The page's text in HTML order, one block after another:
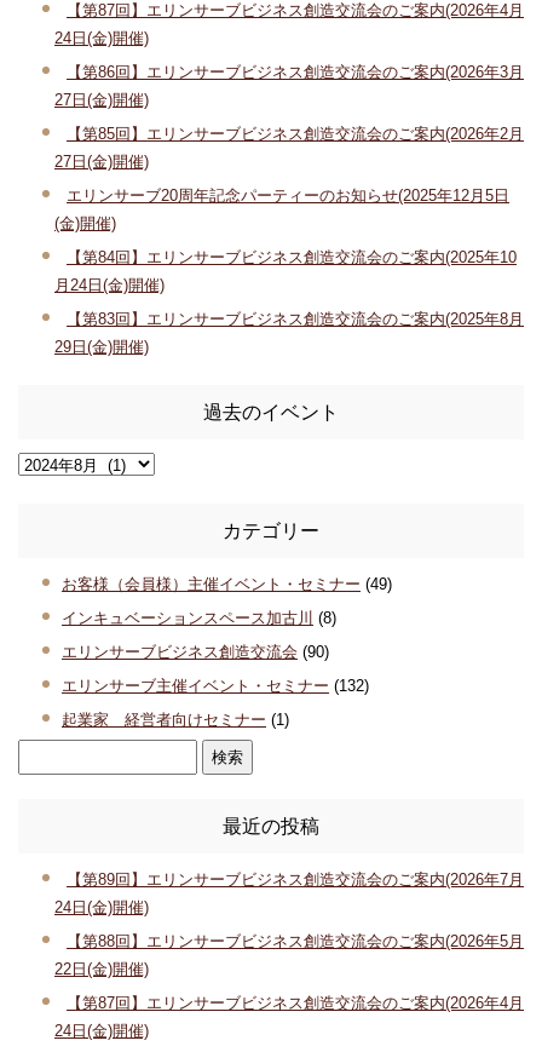
【第87回】エリンサーブビジネス創造交流会のご案内(2026年4月
24日(金)開催)
【第86回】エリンサーブビジネス創造交流会のご案内(2026年3月
27日(金)開催)
【第85回】エリンサーブビジネス創造交流会のご案内(2026年2月
27日(金)開催)
エリンサーブ20周年記念パーティーのお知らせ(2025年12月5日
(金)開催)
【第84回】エリンサーブビジネス創造交流会のご案内(2025年10
月24日(金)開催)
【第83回】エリンサーブビジネス創造交流会のご案内(2025年8月
29日(金)開催)
過去のイベント
カテゴリー
お客様（会員様）主催イベント・セミナー (49)
インキュベーションスペース加古川 (8)
エリンサーブビジネス創造交流会 (90)
エリンサーブ主催イベント・セミナー (132)
起業家 経営者向けセミナー (1)
最近の投稿
【第89回】エリンサーブビジネス創造交流会のご案内(2026年7月
24日(金)開催)
【第88回】エリンサーブビジネス創造交流会のご案内(2026年5月
22日(金)開催)
【第87回】エリンサーブビジネス創造交流会のご案内(2026年4月
24日(金)開催)